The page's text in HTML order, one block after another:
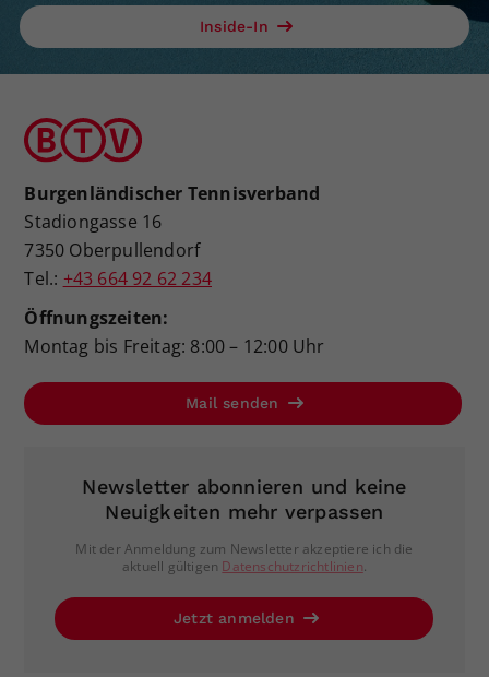
Inside-In
Burgenländischer Tennisverband
Stadiongasse 16
7350 Oberpullendorf
Tel.: +43 664 92 62 234
Öffnungszeiten:
Montag bis Freitag: 8:00 – 12:00 Uhr
Mail senden
Newsletter abonnieren und keine
Neuigkeiten mehr verpassen
Mit der Anmeldung zum Newsletter akzeptiere ich die
aktuell gültigen Datenschutzrichtlinien.
Jetzt anmelden